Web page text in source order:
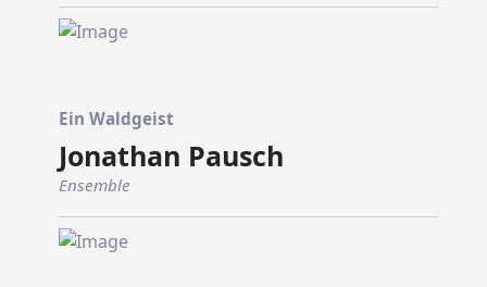
Ein Waldgeist
Jonathan Pausch
Ensemble